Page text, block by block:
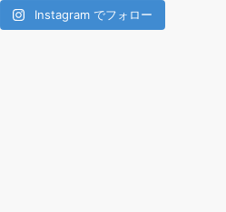
Instagram でフォロー